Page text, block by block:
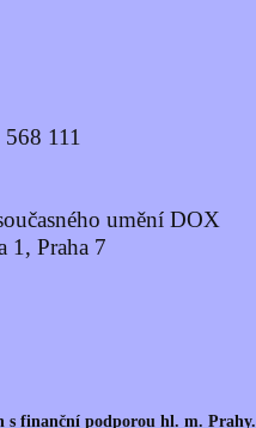
111
umění DOX
1, Praha 7
s finanční podporou hl. m. Prahy.